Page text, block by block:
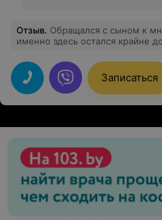
Отзыв. Обращался с сыном к
именно здесь остался крайне
специалист. Были у Качинского И.Л. Главное что нашли
подход к ребенку. Спасибо за отношение к своей
работе.
Записаться